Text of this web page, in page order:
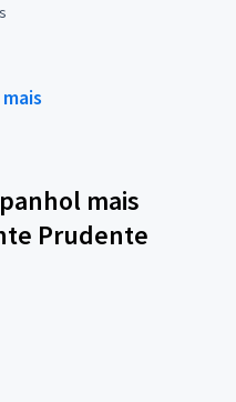
mais
Prudente